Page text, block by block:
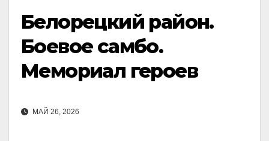
Белорецкий район.
Боевое самбо.
Мемориал героев
МАЙ 26, 2026